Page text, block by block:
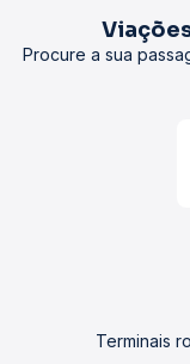
Procure a sua
Terminais